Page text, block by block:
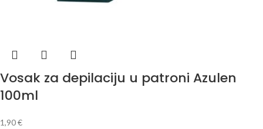
Vosak za depilaciju u patroni Azulen
100ml
1,90€